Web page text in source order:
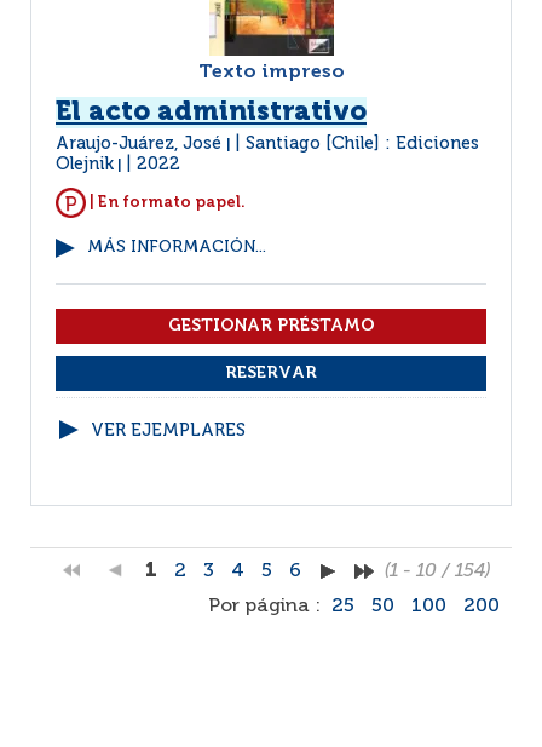
Texto impreso
El acto administrativo
Araujo-Juárez, José
Santiago [Chile] : Ediciones
Olejnik
2022
| En formato papel.
MÁS INFORMACIÓN...
VER EJEMPLARES
1 2 3 4 5 6
(1 - 10 / 154)
Por página :
25 50 100 200